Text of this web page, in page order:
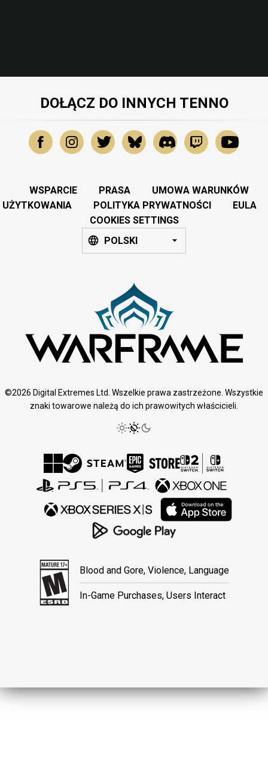
DOŁĄCZ DO INNYCH TENNO
WSPARCIE PRASA
UMOWA WARUNKÓW
UŻYTKOWANIA
POLITYKA PRYWATNOŚCI
EULA
COOKIES SETTINGS
POLSKI
©2026 Digital Extremes Ltd. Wszelkie prawa zastrzeżone. Wszystkie
znaki towarowe należą do ich prawowitych właścicieli.
Blood and Gore, Violence, Language
In-Game Purchases, Users Interact